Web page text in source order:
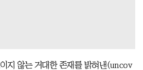
지 않는 거대한 존재를 밝혀낸(uncov